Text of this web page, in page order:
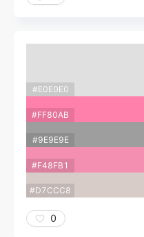
#E0E0E0
#FF80AB
#9E9E9E
#F48FB1
#D7CCC8
0